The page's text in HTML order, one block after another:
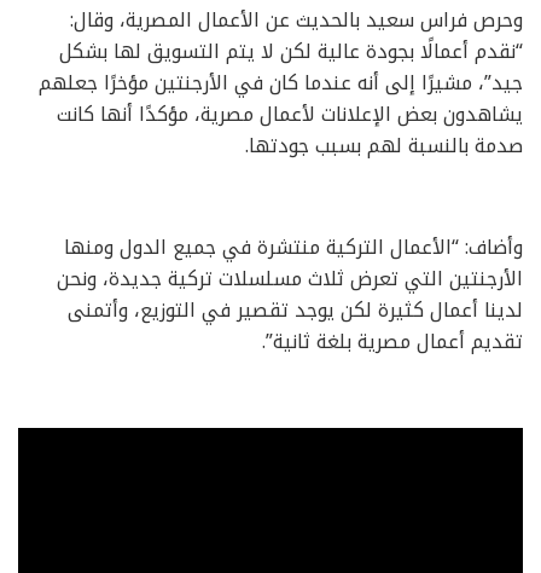
وحرص فراس سعيد بالحديث عن الأعمال المصرية، وقال:
“نقدم أعمالًا بجودة عالية لكن لا يتم التسويق لها بشكل
جيد”، مشيرًا إلى أنه عندما كان في الأرجنتين مؤخرًا جعلهم
يشاهدون بعض الإعلانات لأعمال مصرية، مؤكدًا أنها كانت
صدمة بالنسبة لهم بسبب جودتها.
وأضاف: “الأعمال التركية منتشرة في جميع الدول ومنها
الأرجنتين التي تعرض ثلاث مسلسلات تركية جديدة، ونحن
لدينا أعمال كثيرة لكن يوجد تقصير في التوزيع، وأتمنى
تقديم أعمال مصرية بلغة ثانية”.